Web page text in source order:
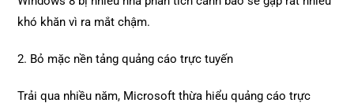
khó khăn vì ra mắt chậm.
2. Bỏ mặc nền tảng quảng cáo trực tuyến
Trải qua nhiều năm, Microsoft thừa hiểu quảng cáo trực